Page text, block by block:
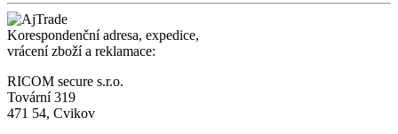
Korespondenční adresa, expedice,
vrácení zboží a reklamace:
RICOM secure s.r.o.
Tovární 319
471 54, Cvikov